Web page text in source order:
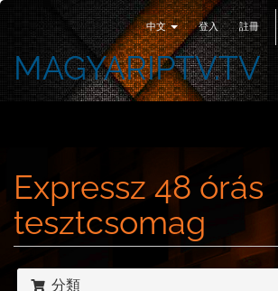
中文 登入 註冊
MAGYARIPTV.TV
Expressz 48 órás
tesztcsomag
分類